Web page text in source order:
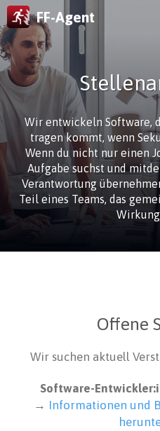
FF-Agent
Wir entwickeln Software,
tragen kommt, wenn
Wenn du nicht nur einen
Aufgabe suchst und
Verantwortung
Teil eines Teams, das
Offene
Wir suchen aktuell
Software-
→ Informationen und